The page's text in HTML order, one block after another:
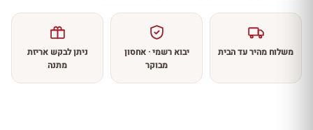
משלוח מהיר עד הבית
יבוא רשמי · אחסון
מבוקר
ניתן לבקש אריזת
מתנה